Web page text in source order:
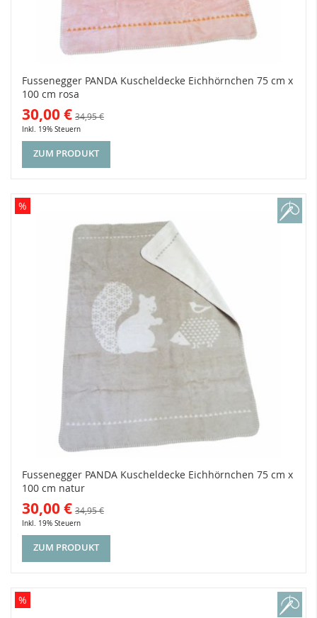
Fussenegger PANDA Kuscheldecke Eichhörnchen 75 cm x
100 cm rosa
30,00 € 34,95 €
Inkl. 19% Steuern
ZUM PRODUKT
Fussenegger PANDA Kuscheldecke Eichhörnchen 75 cm x
100 cm natur
30,00 € 34,95 €
Inkl. 19% Steuern
%
ZUM PRODUKT
%